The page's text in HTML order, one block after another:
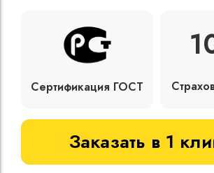
Сертификация ГОСТ
Заказать в 1